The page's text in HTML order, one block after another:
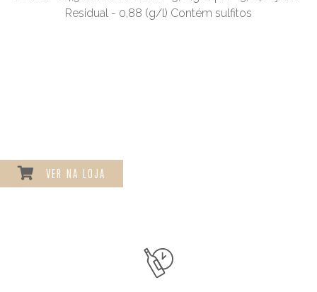
Residual - 0,88 (g/l) Contém sulfitos
VER NA LOJA